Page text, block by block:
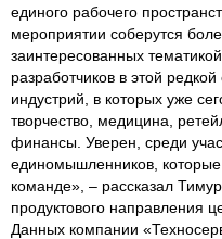
единого рабочего
мероприятии соберутся
заинтересованных
разработчиков в этой
индустрий, в которых уже
творчество, медицина,
финансы. Уверен, среди
единомышленников,
команде», – рассказал
продуктового направления
Данных компании